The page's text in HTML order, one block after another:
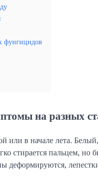
фунгицидов
на разных
или в начале лета.
стирается пальцем, но
деформируются,